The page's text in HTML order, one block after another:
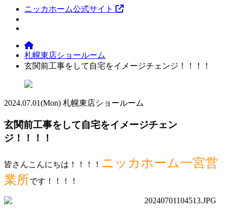
ニッカホーム公式サイト
札幌東店ショールーム
玄関前工事をして自宅をイメージチェンジ！！！！
2024.07.01(Mon) 札幌東店ショールーム
玄関前工事をして自宅をイメージチェン
ジ！！！！
皆さんこんにちは！！！！ ニッカホーム一宮営
業所です！！！！